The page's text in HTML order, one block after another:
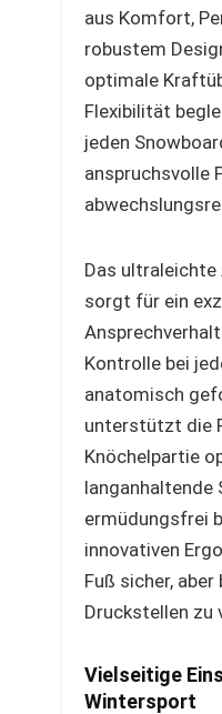
aus Komfort,
robustem
optimale
Flexibilität
jeden
anspruchsvolle
Das ultraleichte
sorgt für ein
Kontrolle bei
anatomisch
unterstützt die
Knöchelpartie
langanhaltende
ermüdungsfrei
innovativen
Fuß sicher,
Druckstellen zu
Vielseitige
Wintersport